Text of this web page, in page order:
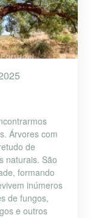
Árvores com
de
naturais. São
formando
inúmeros
de fungos,
e outros